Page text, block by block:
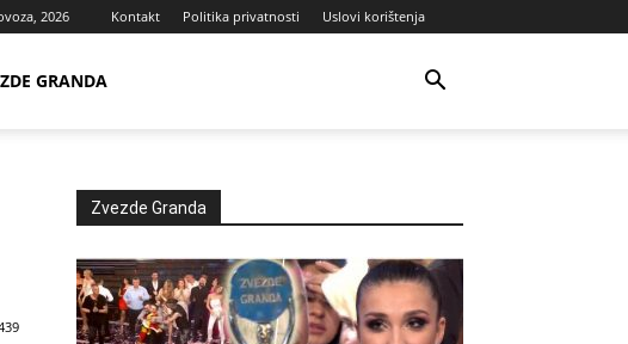
2026 Kontakt Politika privatnosti Uslovi korištenja
GRANDA
Zvezde Granda